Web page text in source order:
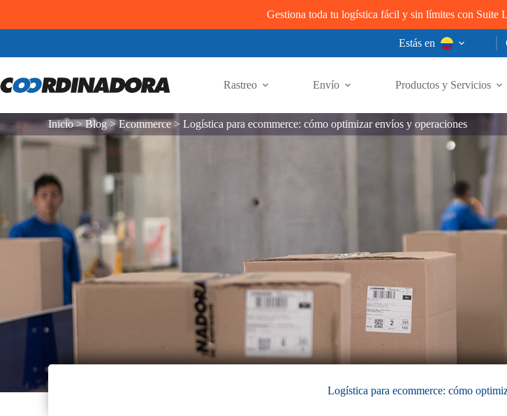
Gestiona toda tu logística fácil y sin límites con Suite
Estás en
Rastreo Envío Productos y Servicios
Inicio>Blog>Ecommerce> Logística para ecommerce: cómo optimizar envíos y operaciones
Logística para ecommerce: cómo